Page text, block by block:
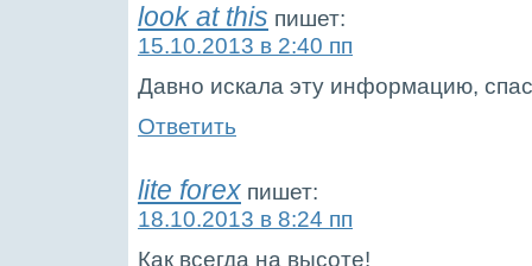
look at this пишет:
15.10.2013 в 2:40 пп
Давно искала эту информацию,
Ответить
lite forex пишет:
18.10.2013 в 8:24 пп
Как всегда на высоте!